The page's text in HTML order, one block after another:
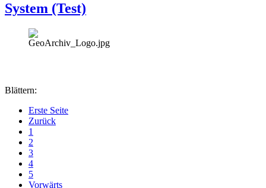
System (Test)
Blättern:
Erste Seite
Zurück
1
2
3
4
5
Vorwärts